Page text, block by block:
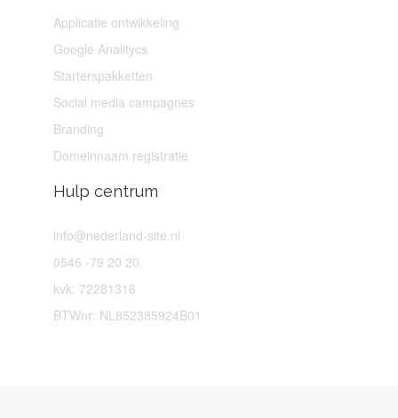
Applicatie ontwikkeling
Google Analitycs
Starterspakketten
Social media campagnes
Branding
Domeinnaam registratie
Hulp centrum
info@nederland-site.nl
0546 -79 20 20
kvk: 72281316
BTWnr: NL852385924B01